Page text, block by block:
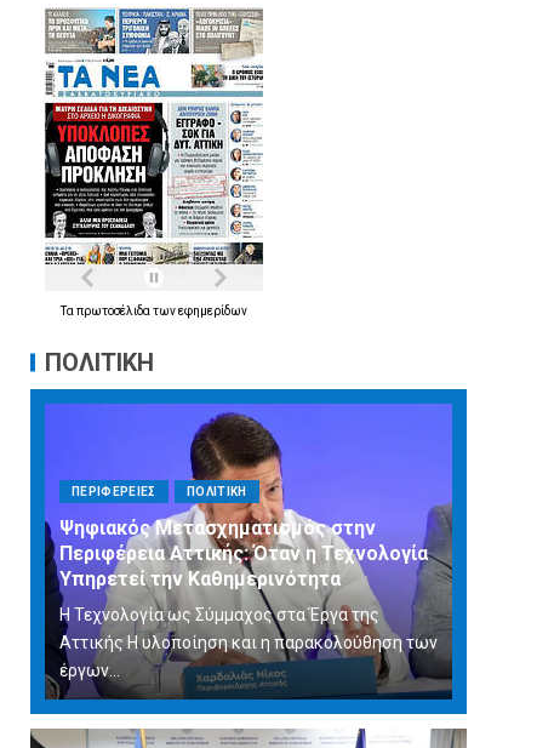
Τα πρωτοσέλιδα τωνεφημερίδων
ΠΟΛΙΤΙΚΗ
ΠΕΡΙΦΕΡΕΙΕΣ ΠΟΛΙΤΙΚΗ
Ψηφιακός Μετασχηματισμός στην
Περιφέρεια Αττικής: Όταν η Τεχνολογία
Υπηρετεί την Καθημερινότητα
Η Τεχνολογία ως Σύμμαχος στα Έργα της
Αττικής Η υλοποίηση και η παρακολούθηση των
έργων...